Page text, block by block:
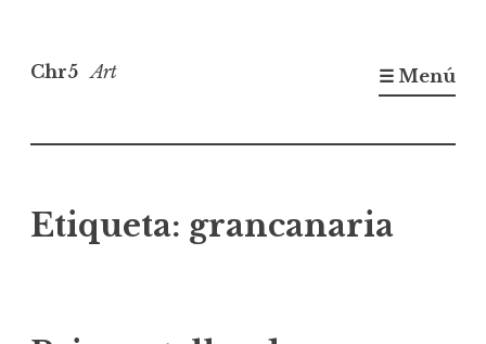
al
Chr5 Art ☰ Menú
Etiqueta: grancanaria